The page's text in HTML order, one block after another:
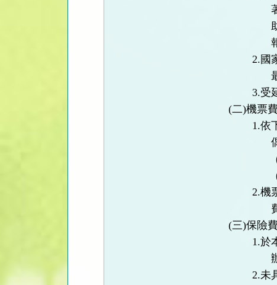
2. 國
3.受
(二)機票費
1.依
2.機
(三)保險費
1.於
2.未